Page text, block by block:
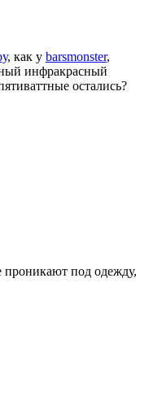
, как у barsmonster,
инфракрасный
остались?
под одежду,